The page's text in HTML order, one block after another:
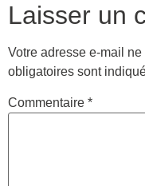
Laisser un
Votre adresse e-mail
obligatoires sont
Commentaire *